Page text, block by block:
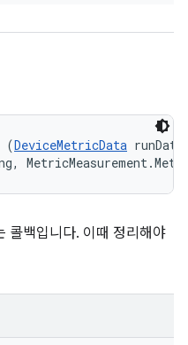
(DeviceMetricData
콜백입니다. 이때 정리해야